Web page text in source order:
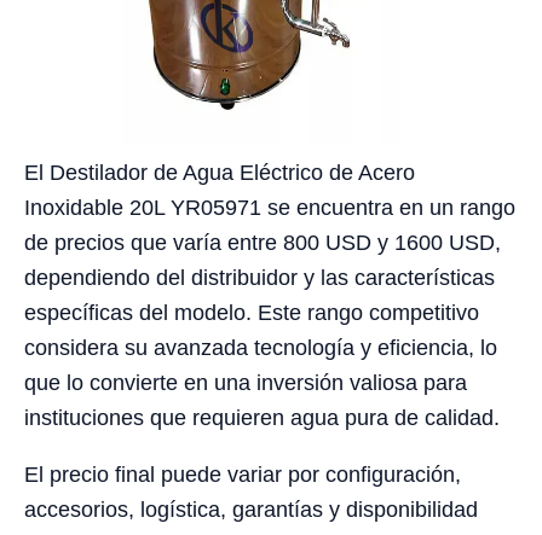
El Destilador de Agua Eléctrico de Acero
Inoxidable 20L YR05971 se encuentra en un rango
de precios que varía entre 800 USD y 1600 USD,
dependiendo del distribuidor y las características
específicas del modelo. Este rango competitivo
considera su avanzada tecnología y eficiencia, lo
que lo convierte en una inversión valiosa para
instituciones que requieren agua pura de calidad.
El precio final puede variar por configuración,
accesorios, logística, garantías y disponibilidad